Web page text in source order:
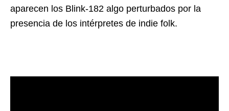
aparecen los Blink-182 algo perturbados por la
presencia de los intérpretes de indie folk.